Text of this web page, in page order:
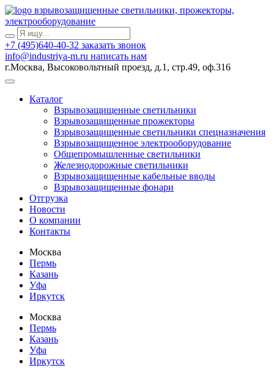
взрывозащищенные светильники, прожекторы,
электрооборудование
+7 (495)640-40-32 заказать звонок
info@industriya-m.ru написать нам
г.Москва, Высоковольтный проезд, д.1, стр.49, оф.316
Каталог
Взрывозащищенные светильники
Взрывозащищенные прожекторы
Взрывозащищенные светильники спецназначения
Взрывозащищенное электрооборудование
Общепромышленные светильники
Железнодорожные светильники
Взрывозащищенные кабельные вводы
Взрывозащищенные фонари
Отгрузка
Новости
О компании
Контакты
Москва
Пермь
Казань
Уфа
Иркутск
Москва
Пермь
Казань
Уфа
Иркутск